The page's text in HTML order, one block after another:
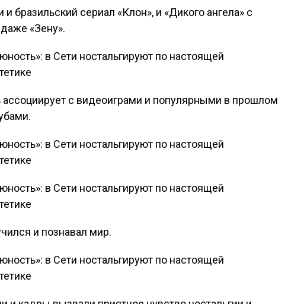
бразильский сериал «Клон», и «Дикого ангела» с
«Зену».
ассоциирует с видеоиграми и популярными в прошлом
и познавал мир.